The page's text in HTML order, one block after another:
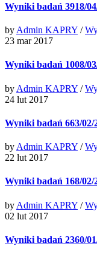
Wyniki badań 3918/
by Admin KAPRY /
23 mar 2017
Wyniki badań 1008/
by Admin KAPRY /
24 lut 2017
Wyniki badań 663/02/
by Admin KAPRY /
22 lut 2017
Wyniki badań 168/02/
by Admin KAPRY /
02 lut 2017
Wyniki badań 2360/